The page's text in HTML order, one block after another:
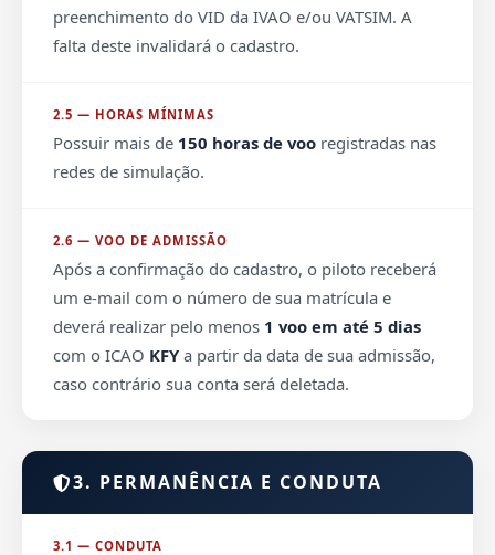
preenchimento do VID da IVAO e/ou VATSIM. A
falta deste invalidará o cadastro.
2.5 — HORAS MÍNIMAS
Possuir mais de 150 horas de voo registradas nas
redes de simulação.
2.6 — VOO DE ADMISSÃO
Após a confirmação do cadastro, o piloto receberá
um e-mail com o número de sua matrícula e
deverá realizar pelo menos 1 voo em até 5 dias
com o ICAO KFY a partir da data de sua admissão,
caso contrário sua conta será deletada.
3. PERMANÊNCIA E CONDUTA
3.1 — CONDUTA